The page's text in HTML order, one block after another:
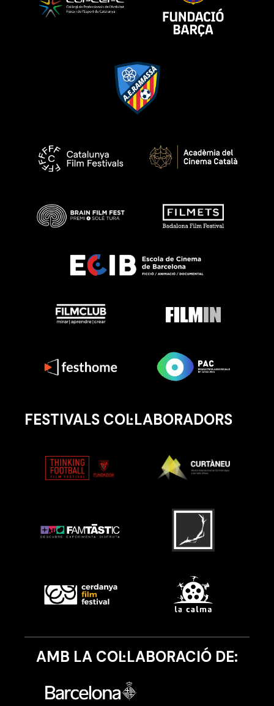
FESTIVALS COL·LABORADORS
AMB LA COL·LABORACIÓ DE: